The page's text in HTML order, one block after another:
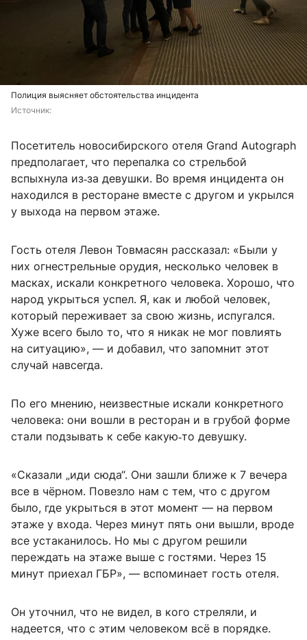
Полиция выясняет обстоятельства инцидента
Источник:
Посетитель новосибирского отеля Grand Autograph
предполагает, что перепалка со стрельбой
вспыхнула из‑за девушки. Во время инцидента он
находился в ресторане вместе с другом и укрылся
у выхода на первом этаже.
Гость отеля Левон Товмасян рассказал: «Были у
них огнестрельные орудия, несколько человек в
масках, искали конкретного человека. Хорошо, что
народ укрыться успел. Я, как и любой человек,
который переживает за свою жизнь, испугался.
Хуже всего было то, что я никак не мог повлиять
на ситуацию», — и добавил, что запомнит этот
случай навсегда.
По его мнению, неизвестные искали конкретного
человека: они вошли в ресторан и в грубой форме
стали подзывать к себе какую‑то девушку.
«Сказали „иди сюда“. Они зашли ближе к 7 вечера
все в чёрном. Повезло нам с тем, что с другом
было, где укрыться в этот момент — на первом
этаже у входа. Через минут пять они вышли, вроде
все устаканилось. Но мы с другом решили
переждать на этаже выше с гостями. Через 15
минут приехал ГБР», — вспоминает гость отеля.
Он уточнил, что не видел, в кого стреляли, и
надеется, что с этим человеком всё в порядке.